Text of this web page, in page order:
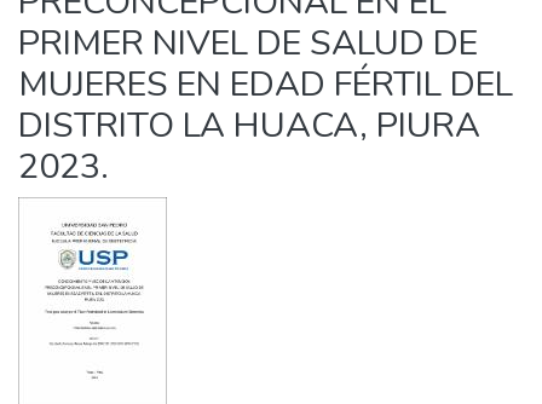
PRIMER NIVEL DE SALUD DE
MUJERES EN EDAD FÉRTIL DEL
DISTRITO LA HUACA, PIURA
2023.